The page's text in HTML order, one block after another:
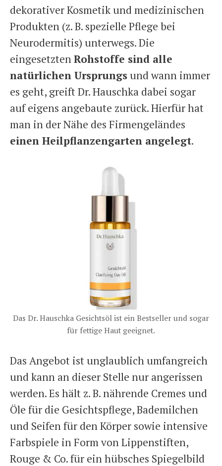
dekorativer Kosmetik und medizinischen
Produkten (z. B. spezielle Pflege bei
Neurodermitis) unterwegs. Die
eingesetztenRohstoffe sind alle
natürlichen Ursprungs und wann immer
es geht, greift Dr. Hauschka dabei sogar
auf eigens angebaute zurück. Hierfür hat
man in der Nähe des Firmengeländes
einen Heilpflanzengarten angelegt.
Das Dr. Hauschka Gesichtsöl ist ein Bestseller und sogar
für fettige Haut geeignet.
Das Angebot ist unglaublich umfangreich
und kann an dieser Stelle nur angerissen
werden. Es hält z. B. nährende Cremes und
Öle für die Gesichtspflege, Bademilchen
und Seifen für den Körper sowie intensive
Farbspiele in Form von Lippenstiften,
Rouge & Co. für ein hübsches Spiegelbild